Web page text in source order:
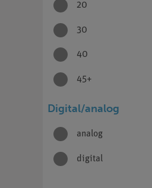
20
30
40
45+
Digital/analog
analog
digital